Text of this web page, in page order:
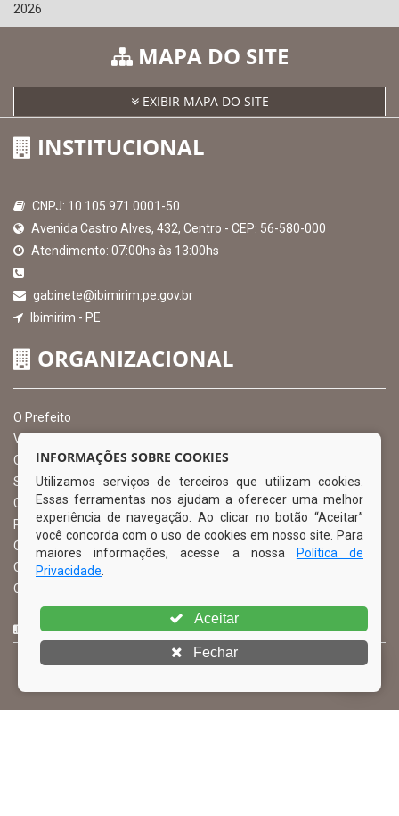
2026
MAPA DO SITE
EXIBIR MAPA DO SITE
INSTITUCIONAL
CNPJ: 10.105.971.0001-50
Avenida Castro Alves, 432, Centro - CEP: 56-580-000
Atendimento: 07:00hs às 13:00hs
gabinete@ibimirim.pe.gov.br
Ibimirim - PE
ORGANIZACIONAL
O Prefeito
Vice Prefeito
Ouvidoria Municipal
Serviço de Informação ao Cidadão – SIC
Chefe de Gabinete
Procuradoria Geral
Órgão de Controle Interno
Organograma
Comissão Permanente de Licitação – CPL
CURTA NOSSA FAN PAGE
INFORMAÇÕES SOBRE COOKIES
Utilizamos serviços de terceiros que utilizam cookies.
Essas ferramentas nos ajudam a oferecer uma melhor
experiência de navegação. Ao clicar no botão “Aceitar”
você concorda com o uso de cookies em nosso site. Para
maiores informações, acesse a nossa
Política de
Privacidade
Aceitar
Fechar